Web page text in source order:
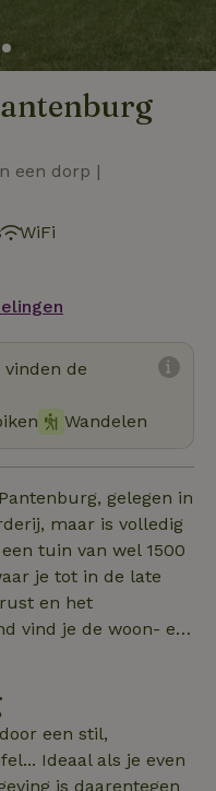
een dorp |
WiFi
vinden de
Wandelen
gelegen in
maar is volledig
tuin van wel 1500
je tot in de late
en het
vind je de woon- en
slaapkamer
een moderne en
met
en een bank. De
eethoek. De
een stil,
Ideaal als je even
is daarentegen